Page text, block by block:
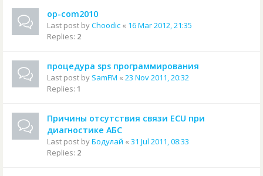
op-com2010
Last post byChoodic « 16 Mar 2012, 21:35
Replies: 2
процедура sps программирования
Last post by SamFM « 23 Nov 2011, 20:32
Replies: 1
Причины отсутствия связи ECU при
диагностике АБС
Last post byБодулай « 31 Jul 2011, 08:33
Replies: 2